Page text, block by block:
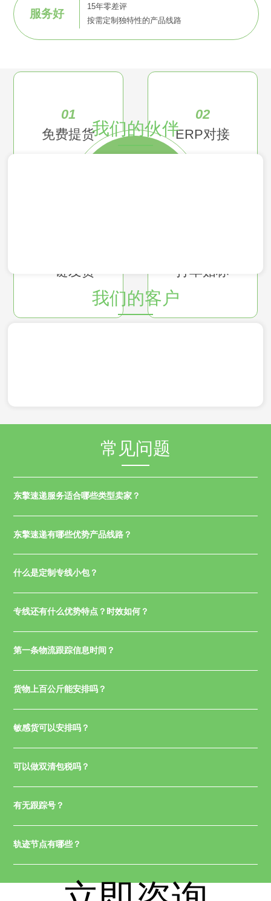
服务好
15年零差评
按需定制独特性的产品线路
01
免费提货
02
ERP对接
一键发货
打单贴标
我们的伙伴
我们的客户
常见问题
东擎速递服务适合哪些类型卖家？
东擎速递有哪些优势产品线路？
什么是定制专线小包？
专线还有什么优势特点？时效如何？
第一条物流跟踪信息时间？
货物上百公斤能安排吗？
敏感货可以安排吗？
可以做双清包税吗？
有无跟踪号？
轨迹节点有哪些？